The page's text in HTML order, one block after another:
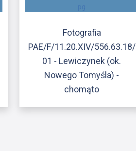
Fotografia
PAE/F/11.20.XIV/556.63.18/
01 - Lewiczynek (ok.
Nowego Tomyśla) -
chomąto